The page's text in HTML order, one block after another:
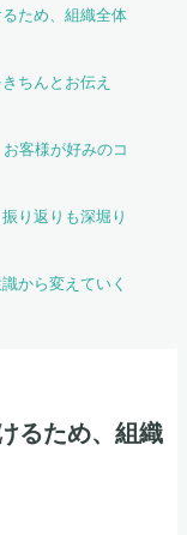
ため、組織全体
ちんとお伝え
客様が好みのコ
り返りも深堀り
から変えていく
るため、組織